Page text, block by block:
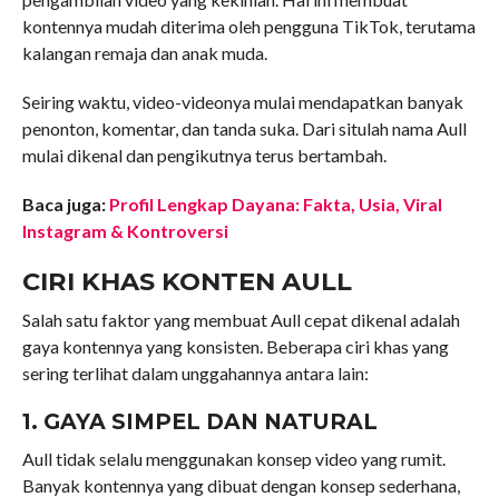
kontennya mudah diterima oleh pengguna TikTok, terutama
kalangan remaja dan anak muda.
Seiring waktu, video-videonya mulai mendapatkan banyak
penonton, komentar, dan tanda suka. Dari situlah nama Aull
mulai dikenal dan pengikutnya terus bertambah.
Baca juga: Profil Lengkap Dayana: Fakta, Usia, Viral
Instagram & Kontroversi
CIRI KHAS KONTEN AULL
Salah satu faktor yang membuat Aull cepat dikenal adalah
gaya kontennya yang konsisten. Beberapa ciri khas yang
sering terlihat dalam unggahannya antara lain:
1. GAYA SIMPEL DAN NATURAL
Aull tidak selalu menggunakan konsep video yang rumit.
Banyak kontennya yang dibuat dengan konsep sederhana,